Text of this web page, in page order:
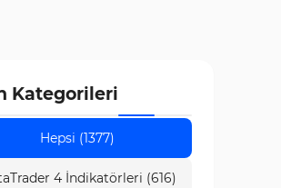
Kategorileri
Hepsi (1377)
4 İndikatörleri (616)